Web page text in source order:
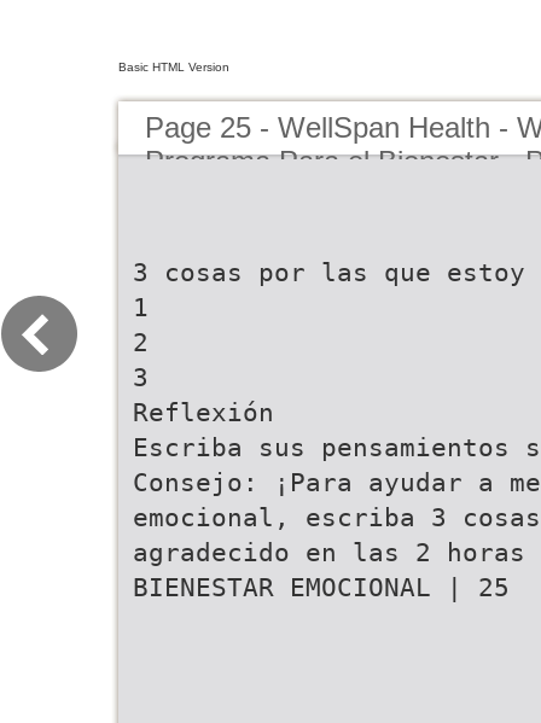
Basic HTML Version
Page 25 - WellSpan Health -
Programa Para el Bienestar -
3 cosas por las que estoy
1
2
3
Reflexión
Escriba sus pensamientos
Consejo: ¡Para ayudar a
emocional, escriba 3
agradecido en las 2
BIENESTAR EMOCIONAL | 25